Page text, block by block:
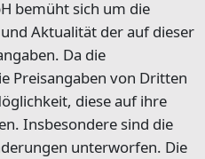
bemüht sich um die
Aktualität der auf dieser
Da die
Preisangaben von Dritten
diese auf ihre
Insbesondere sind die
unterworfen. Die